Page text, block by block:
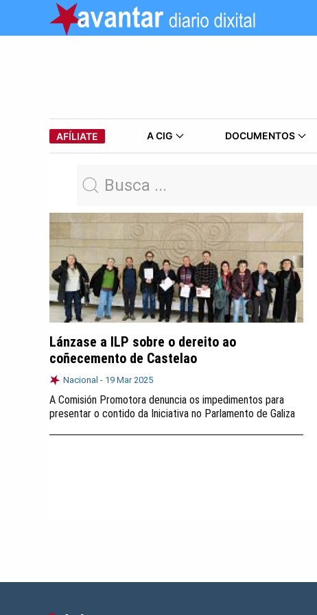
AFÍLIATE A CIG DOCUMENTOS
Lánzase a ILP sobre o dereito ao
coñecemento de Castelao
Nacional - 19 Mar 2025
A Comisión Promotora denuncia os impedimentos para
presentar o contido da Iniciativa no Parlamento de Galiza